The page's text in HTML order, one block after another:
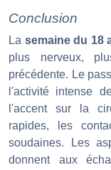
Conclusion
La semaine du 18
plus nerveux,
précédente. Le
l'activité intense
l'accent sur la
rapides, les
soudaines. Les
donnent aux